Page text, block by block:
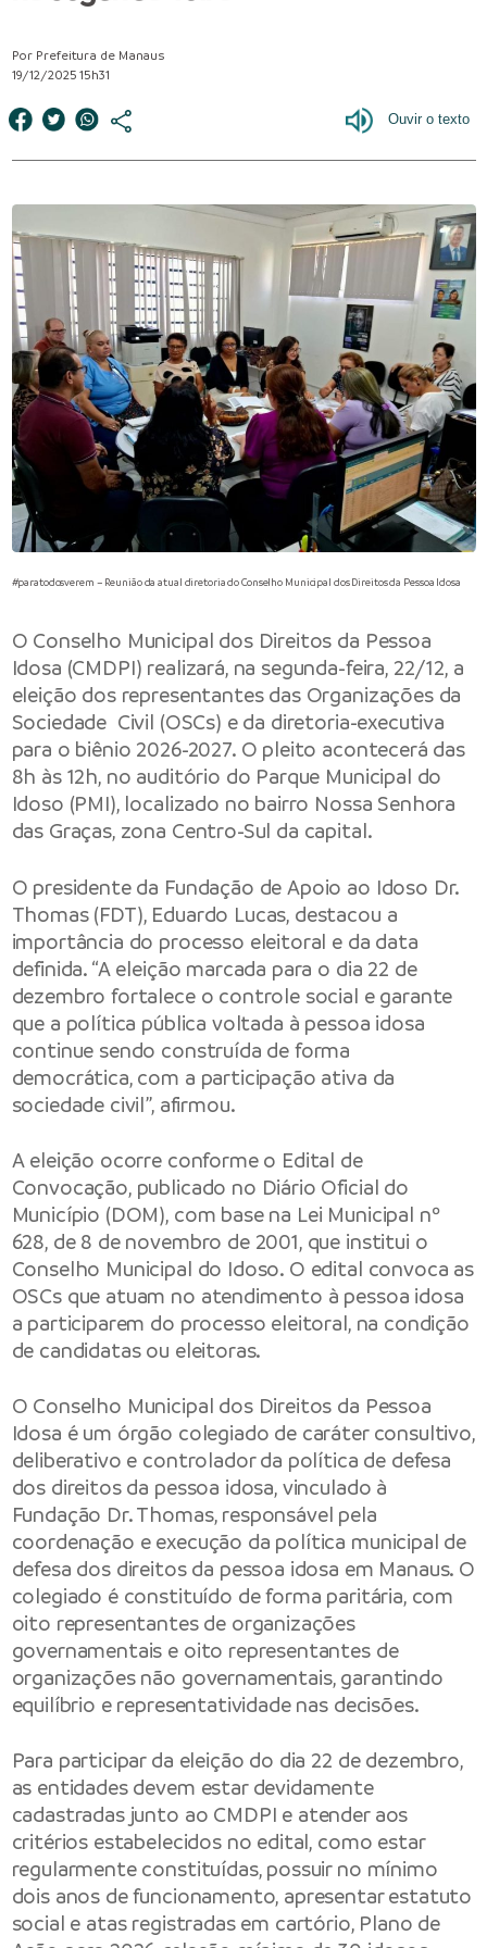
Por Prefeitura de Manaus
19/12/2025 15h31
#paratodosverem – Reunião da atual diretoria do Conselho Municipal dos Direitos da Pessoa Idosa
O Conselho Municipal dos Direitos da Pessoa
Idosa (CMDPI) realizará, na segunda-feira, 22/12, a
eleição dos representantes das Organizações da
Sociedade Civil (OSCs) e da diretoria-executiva
para o biênio 2026-2027. O pleito acontecerá das
8h às 12h, no auditório do Parque Municipal do
Idoso (PMI), localizado no bairro Nossa Senhora
das Graças, zona Centro-Sul da capital.
O presidente da Fundação de Apoio ao Idoso Dr.
Thomas (FDT), Eduardo Lucas, destacou a
importância do processo eleitoral e da data
definida. “A eleição marcada para o dia 22 de
dezembro fortalece o controle social e garante
que a política pública voltada à pessoa idosa
continue sendo construída de forma
democrática, com a participação ativa da
sociedade civil”, afirmou.
A eleição ocorre conforme o Edital de
Convocação, publicado no Diário Oficial do
Município (DOM), com base na Lei Municipal nº
628, de 8 de novembro de 2001, que institui o
Conselho Municipal do Idoso. O edital convoca as
OSCs que atuam no atendimento à pessoa idosa
a participarem do processo eleitoral, na condição
de candidatas ou eleitoras.
O Conselho Municipal dos Direitos da Pessoa
Idosa é um órgão colegiado de caráter consultivo,
deliberativo e controlador da política de defesa
dos direitos da pessoa idosa, vinculado à
Fundação Dr. Thomas, responsável pela
coordenação e execução da política municipal de
defesa dos direitos da pessoa idosa em Manaus. O
colegiado é constituído de forma paritária, com
oito representantes de organizações
governamentais e oito representantes de
organizações não governamentais, garantindo
equilíbrio e representatividade nas decisões.
Para participar da eleição do dia 22 de dezembro,
as entidades devem estar devidamente
cadastradas junto ao CMDPI e atender aos
critérios estabelecidos no edital, como estar
regularmente constituídas, possuir no mínimo
dois anos de funcionamento, apresentar estatuto
social e atas registradas em cartório, Plano de